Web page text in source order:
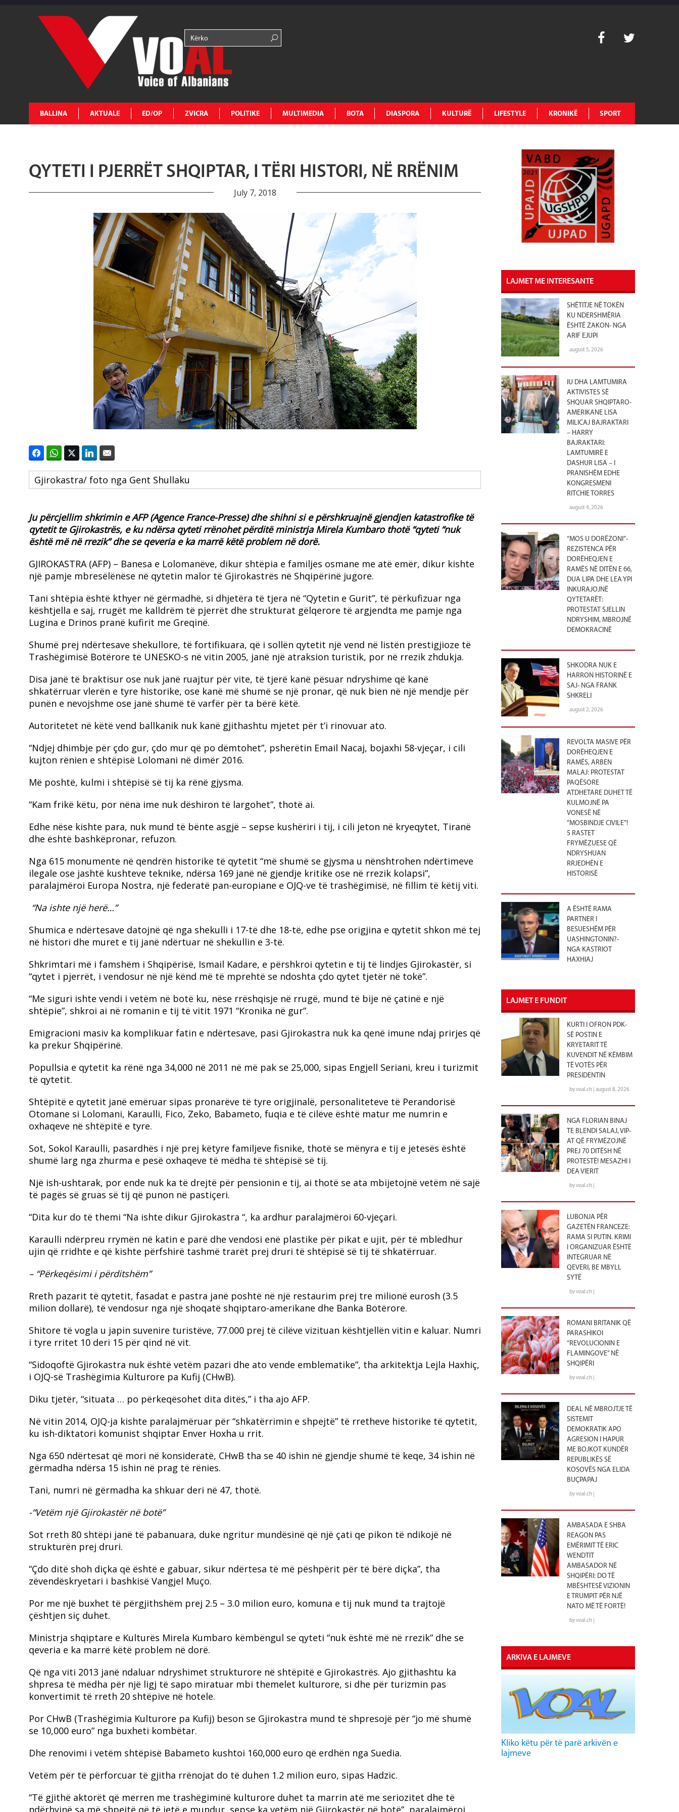
BALLINA AKTUALE ED/OP ZVICRA POLITIKE MULTIMEDIA BOTA DIASPORA KULTURË LIFESTYLE KRONIKË SPORT
QYTETI I PJERRËT SHQIPTAR, I TËRI HISTORI, NË RRËNIM
July 7, 2018
Gjirokastra/ foto nga Gent Shullaku
Ju përcjellim shkrimin e AFP (Agence France-Presse) dhe shihni si e përshkruajnë gjendjen katastrofike të
qytetit te Gjirokastrës, e ku ndërsa qyteti rrënohet përditë ministrja Mirela Kumbaro thotë “qyteti “nuk
është më në rrezik” dhe se qeveria e ka marrë këtë problem në dorë.
GJIROKASTRA (AFP) – Banesa e Lolomanëve, dikur shtëpia e familjes osmane me atë emër, dikur kishte
një pamje mbresëlënëse në qytetin malor të Gjirokastrës në Shqipërinë jugore.
Tani shtëpia është kthyer në gërmadhë, si dhjetëra të tjera në “Qytetin e Gurit”, të përkufizuar nga
kështjella e saj, rrugët me kalldrëm të pjerrët dhe strukturat gëlqerore të argjendta me pamje nga
Lugina e Drinos pranë kufirit me Greqinë.
Shumë prej ndërtesave shekullore, të fortifikuara, që i sollën qytetit një vend në listën prestigjioze të
Trashëgimisë Botërore të UNESKO-s në vitin 2005, janë një atraksion turistik, por në rrezik zhdukja.
Disa janë të braktisur ose nuk janë ruajtur për vite, të tjerë kanë pësuar ndryshime që kanë
shkatërruar vlerën e tyre historike, ose kanë më shumë se një pronar, që nuk bien në një mendje për
punën e nevojshme ose janë shumë të varfër për ta bërë këtë.
Autoritetet në këtë vend ballkanik nuk kanë gjithashtu mjetet për t’i rinovuar ato.
“Ndjej dhimbje për çdo gur, çdo mur që po dëmtohet”, psherëtin Email Nacaj, bojaxhi 58-vjeçar, i cili
kujton rënien e shtëpisë Lolomani në dimër 2016.
Më poshtë, kulmi i shtëpisë së tij ka rënë gjysma.
“Kam frikë këtu, por nëna ime nuk dëshiron të largohet”, thotë ai.
Edhe nëse kishte para, nuk mund të bënte asgjë – sepse kushëriri i tij, i cili jeton në kryeqytet, Tiranë
dhe është bashkëpronar, refuzon.
Nga 615 monumente në qendrën historike të qytetit “më shumë se gjysma u nënshtrohen ndërtimeve
ilegale ose jashtë kushteve teknike, ndërsa 169 janë në gjendje kritike ose në rrezik kolapsi”,
paralajmëroi Europa Nostra, një federatë pan-europiane e OJQ-ve të trashëgimisë, në fillim të këtij viti.
“Na ishte një herë…”
Shumica e ndërtesave datojnë që nga shekulli i 17-të dhe 18-të, edhe pse origjina e qytetit shkon më tej
në histori dhe muret e tij janë ndërtuar në shekullin e 3-të.
Shkrimtari më i famshëm i Shqipërisë, Ismail Kadare, e përshkroi qytetin e tij të lindjes Gjirokastër, si
“qytet i pjerrët, i vendosur në një kënd më të mprehtë se ndoshta çdo qytet tjetër në tokë”.
“Me siguri ishte vendi i vetëm në botë ku, nëse rrëshqisje në rrugë, mund të bije në çatinë e një
shtëpie”, shkroi ai në romanin e tij të vitit 1971 “Kronika në gur”.
Emigracioni masiv ka komplikuar fatin e ndërtesave, pasi Gjirokastra nuk ka qenë imune ndaj prirjes që
ka prekur Shqipërinë.
Popullsia e qytetit ka rënë nga 34,000 në 2011 në më pak se 25,000, sipas Engjell Seriani, kreu i turizmit
të qytetit.
Shtëpitë e qytetit janë emëruar sipas pronarëve të tyre origjinalë, personaliteteve të Perandorisë
Otomane si Lolomani, Karaulli, Fico, Zeko, Babameto, fuqia e të cilëve është matur me numrin e
oxhaqeve në shtëpitë e tyre.
Sot, Sokol Karaulli, pasardhës i një prej këtyre familjeve fisnike, thotë se mënyra e tij e jetesës është
shumë larg nga zhurma e pesë oxhaqeve të mëdha të shtëpisë së tij.
Një ish-ushtarak, por ende nuk ka të drejtë për pensionin e tij, ai thotë se ata mbijetojnë vetëm në sajë
të pagës së gruas së tij që punon në pastiçeri.
“Dita kur do të themi “Na ishte dikur Gjirokastra “, ka ardhur paralajmëroi 60-vjeçari.
Karaulli ndërpreu rrymën në katin e parë dhe vendosi enë plastike për pikat e ujit, për të mbledhur
ujin që rridhte e që kishte përfshirë tashmë trarët prej druri të shtëpisë së tij të shkatërruar.
– “Përkeqësimi i përditshëm”
Rreth pazarit të qytetit, fasadat e pastra janë poshtë në një restaurim prej tre milionë eurosh (3.5
milion dollarë), të vendosur nga një shoqatë shqiptaro-amerikane dhe Banka Botërore.
Shitore të vogla u japin suvenire turistëve, 77.000 prej të cilëve vizituan kështjellën vitin e kaluar. Numri
i tyre rritet 10 deri 15 për qind në vit.
“Sidoqoftë Gjirokastra nuk është vetëm pazari dhe ato vende emblematike”, tha arkitektja Lejla Haxhiç,
i OJQ-së Trashëgimia Kulturore pa Kufij (CHwB).
Diku tjetër, “situata … po përkeqësohet dita ditës,” i tha ajo AFP.
Në vitin 2014, OJQ-ja kishte paralajmëruar për “shkatërrimin e shpejtë” të rretheve historike të qytetit,
ku ish-diktatori komunist shqiptar Enver Hoxha u rrit.
Nga 650 ndërtesat që mori në konsideratë, CHwB tha se 40 ishin në gjendje shumë të keqe, 34 ishin në
gërmadha ndërsa 15 ishin në prag të rënies.
Tani, numri në gërmadha ka shkuar deri në 47, thotë.
-“Vetëm një Gjirokastër në botë”
Sot rreth 80 shtëpi janë të pabanuara, duke ngritur mundësinë që një çati qe pikon të ndikojë në
strukturën prej druri.
“Çdo ditë shoh diçka që është e gabuar, sikur ndërtesa të më pëshpërit për të bërë diçka”, tha
zëvendëskryetari i bashkisë Vangjel Muço.
Por me një buxhet të përgjithshëm prej 2.5 – 3.0 milion euro, komuna e tij nuk mund ta trajtojë
çështjen siç duhet.
Ministrja shqiptare e Kulturës Mirela Kumbaro këmbëngul se qyteti “nuk është më në rrezik” dhe se
qeveria e ka marrë këtë problem në dorë.
Që nga viti 2013 janë ndaluar ndryshimet strukturore në shtëpitë e Gjirokastrës. Ajo gjithashtu ka
shpresa të mëdha për një ligj të sapo miratuar mbi themelet kulturore, si dhe për turizmin pas
konvertimit të rreth 20 shtëpive në hotele.
Por CHwB (Trashëgimia Kulturore pa Kufij) beson se Gjirokastra mund të shpresojë për “jo më shumë
se 10,000 euro” nga buxheti kombëtar.
Dhe renovimi i vetëm shtëpisë Babameto kushtoi 160,000 euro që erdhën nga Suedia.
Vetëm për të përforcuar të gjitha rrënojat do të duhen 1.2 milion euro, sipas Hadzic.
“Të gjithë aktorët që merren me trashëgiminë kulturore duhet ta marrin atë me seriozitet dhe të
ndërhyjnë sa më shpejtë që të jetë e mundur, sepse ka vetëm një Gjirokastër në botë”, paralajmëroi
LAJMET ME INTERESANTE
SHËTITJE NË TOKËN
KU NDERSHMËRIA
ËSHTË ZAKON- NGA
ARIF EJUPI
august 5, 2026
IU DHA LAMTUMIRA
AKTIVISTES SË
SHQUAR SHQIPTARO-
AMERIKANE LISA
MILICAJ BAJRAKTARI
– HARRY
BAJRAKTARI:
LAMTUMIRË E
DASHUR LISA – I
PRANISHËM EDHE
KONGRESMENI
RITCHIE TORRES
august 4, 2026
“MOS U DORËZONI”-
REZISTENCA PËR
DORËHEQJEN E
RAMËS NË DITËN E 66,
DUA LIPA DHE LEA YPI
INKURAJOJNË
QYTETARËT:
PROTESTAT SJELLIN
NDRYSHIM, MBROJNË
DEMOKRACINË
SHKODRA NUK E
HARRON HISTORINË E
SAJ- NGA FRANK
SHKRELI
august 2, 2026
REVOLTA MASIVE PËR
DORËHEQJEN E
RAMËS, ARBEN
MALAJ: PROTESTAT
PAQËSORE
ATDHETARE DUHET TË
KULMOJNË PA
VONESË NË
“MOSBINDJE CIVILE”!
5 RASTET
FRYMËZUESE QË
NDRYSHUAN
RRJEDHËN E
HISTORISË
A ËSHTË RAMA
PARTNER I
BESUESHËM PËR
UASHINGTONIN?-
NGA KASTRIOT
HAXHIAJ
LAJMET E FUNDIT
KURTI I OFRON PDK-
SË POSTIN E
KRYETARIT TË
KUVENDIT NË KËMBIM
TË VOTËS PËR
PRESIDENTIN
by voal.ch | august 8, 2026
NGA FLORIAN BINAJ
TE BLENDI SALAJ, VIP-
AT QË FRYMËZOJNË
PREJ 70 DITËSH NË
PROTESTË! MESAZHI I
DEA VIERIT
by voal.ch |
LUBONJA PËR
GAZETËN FRANCEZE:
RAMA SI PUTIN. KRIMI
I ORGANIZUAR ËSHTË
INTEGRUAR NË
QEVERI, BE MBYLL
SYTË
by voal.ch |
ROMANI BRITANIK QË
PARASHIKOI
“REVOLUCIONIN E
FLAMINGOVE” NË
SHQIPËRI
by voal.ch |
DEAL NË MBROJTJE TË
SISTEMIT
DEMOKRATIK APO
AGRESION I HAPUR
ME BOJKOT KUNDËR
REPUBLIKËS SË
KOSOVËS NGA ELIDA
BUÇPAPAJ
by voal.ch |
AMBASADA E SHBA
REAGON PAS
EMËRIMIT TË ERIC
WENDTIT
AMBASADOR NË
SHQIPËRI: DO TË
MBËSHTESË VIZIONIN
E TRUMPIT PËR NJË
NATO MË TË FORTË!
by voal.ch |
ARKIVA E LAJMEVE
Kliko këtu për të parë arkivën e
lajmeve